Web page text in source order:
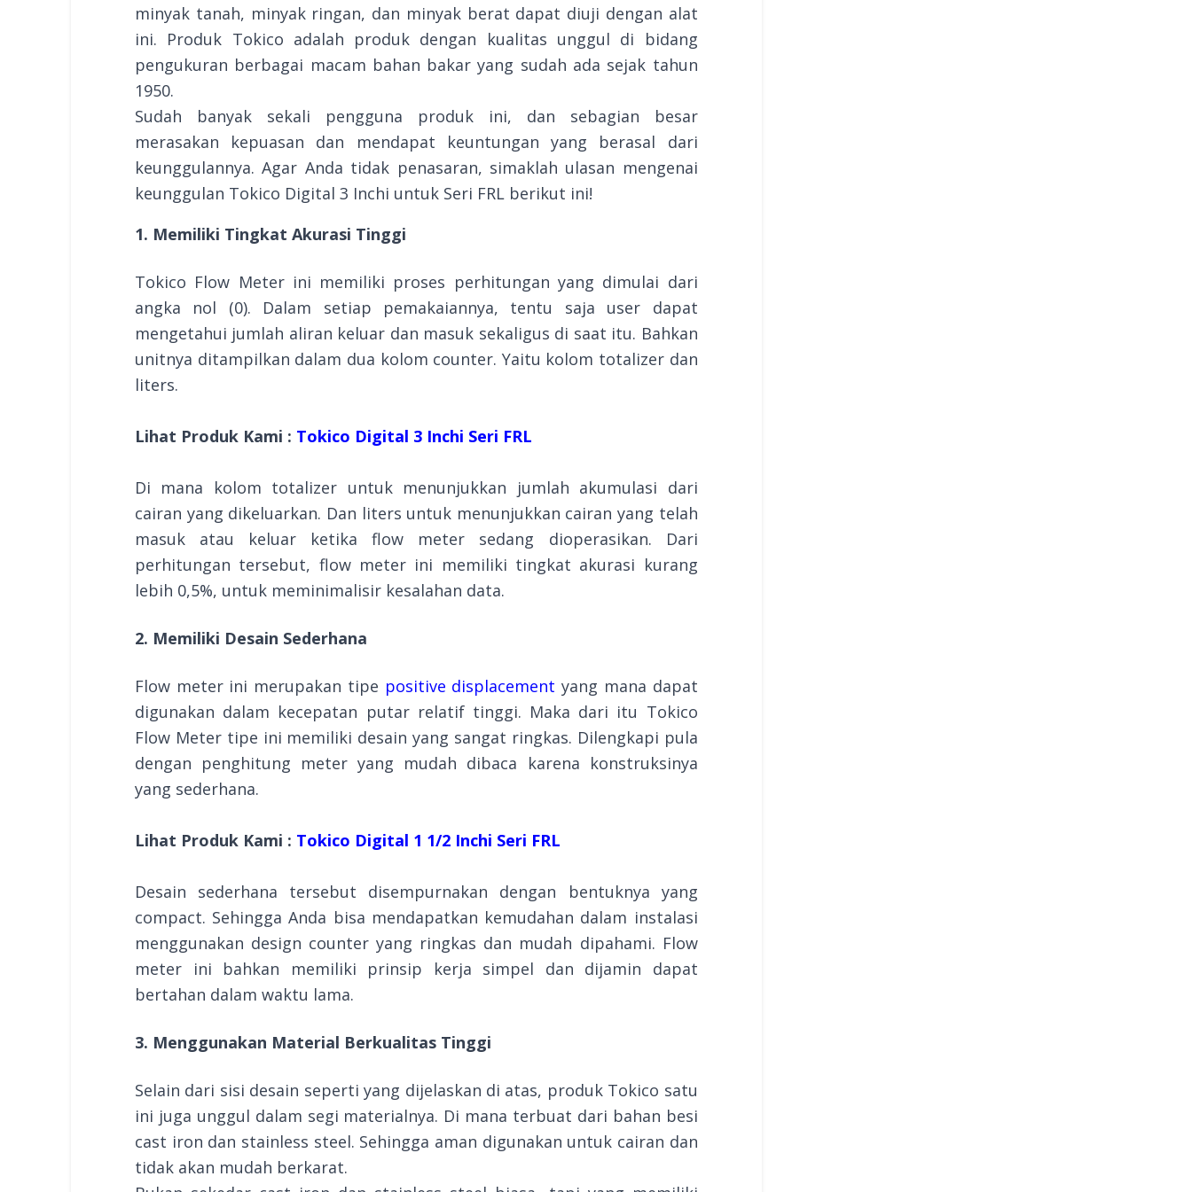
minyak tanah, minyak ringan, dan minyak berat dapat diuji dengan alat
ini. Produk Tokico adalah produk dengan kualitas unggul di bidang
pengukuran berbagai macam bahan bakar yang sudah ada sejak tahun
1950.
Sudah banyak sekali pengguna produk ini, dan sebagian besar
merasakan kepuasan dan mendapat keuntungan yang berasal dari
keunggulannya. Agar Anda tidak penasaran, simaklah ulasan mengenai
keunggulan Tokico Digital 3 Inchi untuk Seri FRL berikut ini!
1. Memiliki Tingkat Akurasi Tinggi
Tokico Flow Meter ini memiliki proses perhitungan yang dimulai dari
angka nol (0). Dalam setiap pemakaiannya, tentu saja user dapat
mengetahui jumlah aliran keluar dan masuk sekaligus di saat itu. Bahkan
unitnya ditampilkan dalam dua kolom counter. Yaitu kolom totalizer dan
liters.
Lihat Produk Kami : Tokico Digital 3 Inchi Seri FRL
Di mana kolom totalizer untuk menunjukkan jumlah akumulasi dari
cairan yang dikeluarkan. Dan liters untuk menunjukkan cairan yang telah
masuk atau keluar ketika flow meter sedang dioperasikan. Dari
perhitungan tersebut, flow meter ini memiliki tingkat akurasi kurang
lebih 0,5%, untuk meminimalisir kesalahan data.
2. Memiliki Desain Sederhana
Flow meter ini merupakan tipe positive displacement yang mana dapat
digunakan dalam kecepatan putar relatif tinggi. Maka dari itu Tokico
Flow Meter tipe ini memiliki desain yang sangat ringkas. Dilengkapi pula
dengan penghitung meter yang mudah dibaca karena konstruksinya
yang sederhana.
Lihat Produk Kami : Tokico Digital 1 1/2 Inchi Seri FRL
Desain sederhana tersebut disempurnakan dengan bentuknya yang
compact. Sehingga Anda bisa mendapatkan kemudahan dalam instalasi
menggunakan design counter yang ringkas dan mudah dipahami. Flow
meter ini bahkan memiliki prinsip kerja simpel dan dijamin dapat
bertahan dalam waktu lama.
3. Menggunakan Material Berkualitas Tinggi
Selain dari sisi desain seperti yang dijelaskan di atas, produk Tokico satu
ini juga unggul dalam segi materialnya. Di mana terbuat dari bahan besi
cast iron dan stainless steel. Sehingga aman digunakan untuk cairan dan
tidak akan mudah berkarat.